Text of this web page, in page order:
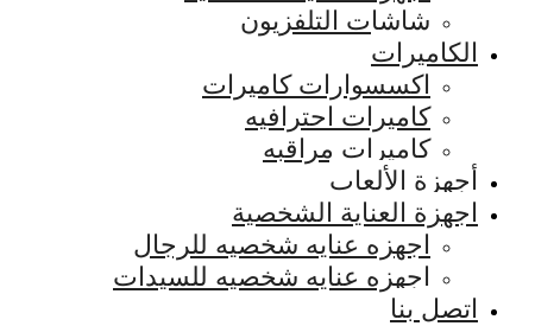
شاشات التلفزيون
الكاميرات
اكسسوارات كاميرات
كاميرات احترافيه
كاميرات مراقبه
أجهزة الألعاب
اجهزة العناية الشخصية
اجهزه عنايه شخصيه للرجال
اجهزه عنايه شخصيه للسيدات
اتصل بنا